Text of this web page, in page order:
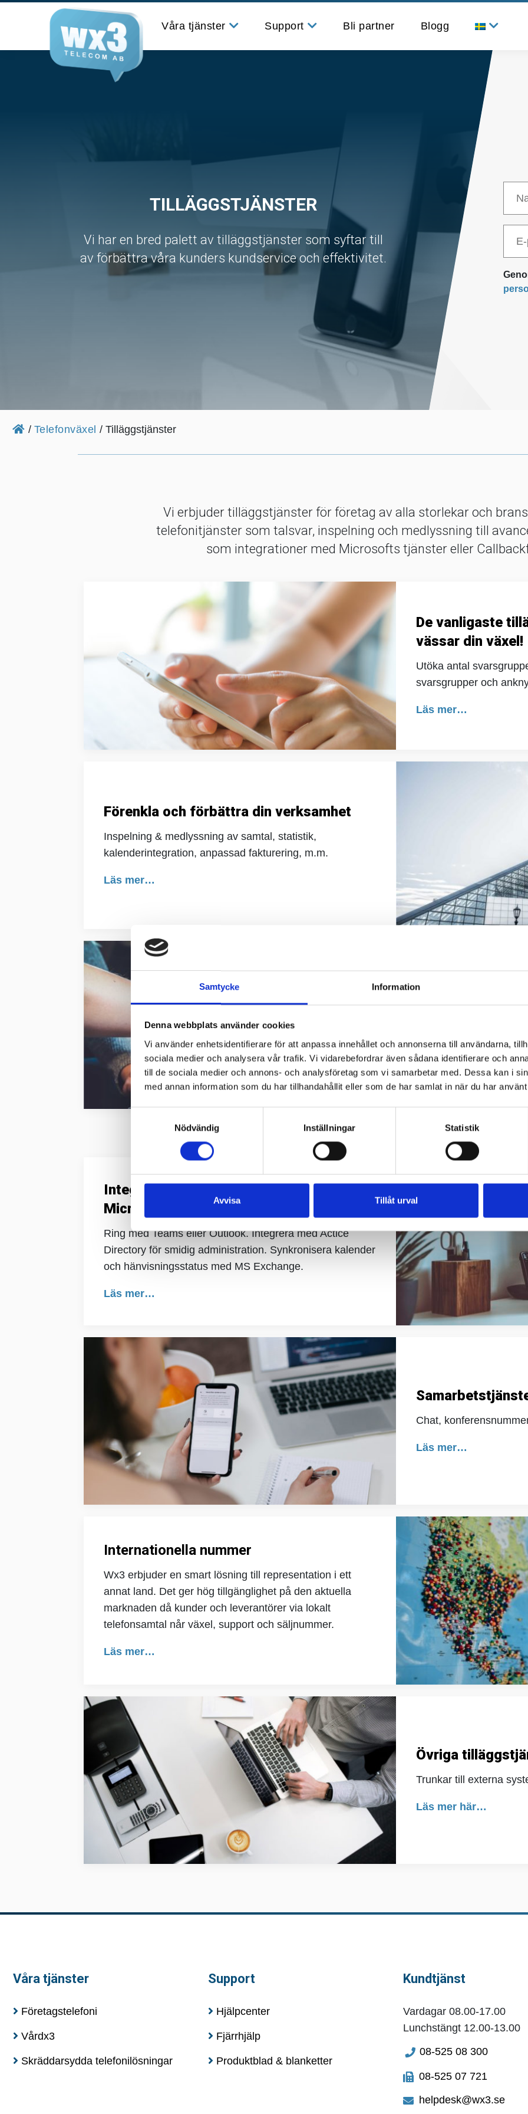
Samtycke Information
Denna webbplats använder cookies
Vi använder enhetsidentifierare för att anpassa innehållet och annonserna till användarna,
sociala medier och analysera vår trafik. Vi vidarebefordrar även sådana identifierare och
till de sociala medier och annons- och analysföretag som vi samarbetar med. Dessa kan i
med annan information som du har tillhandahållit eller som de har samlat in när du har
Nödvändig
Inställningar Statistik
Avvisa Tillåt urval
Våra tjänster
telefonilösningar
Hotell & konferens
Support Bli partner Blogg
TILLÄGGSTJÄNSTER
Vi har en bred palett av tilläggstjänster som syftar till
av förbättra våra kunders kundservice och effektivitet.
/ Telefonväxel / Tilläggstjänster
Vi erbjuder tilläggstjänster för företag av alla storlekar och
telefonitjänster som talsvar, inspelning och medlyssning till
som integrationer med Microsofts tjänster eller
De vanligaste
vässar din växel!
Utöka antal
svarsgrupper och
Läs mer…
Förenkla och förbättra din verksamhet
Inspelning & medlyssning av samtal, statistik,
kalenderintegration, anpassad fakturering, m.m.
Läs mer…
Öka
dina kunder
Teleassistans, Missa
kön, Callback med
Läs mer…
Integrera din telefonilösning med
Microsofts tjänster.
Ring med Teams eller Outlook. Integrera med Actice
Directory för smidig administration. Synkronisera kalender
och hänvisningsstatus med MS Exchange.
Läs mer…
Chat,
Läs mer…
Internationella nummer
Wx3 erbjuder en smart lösning till representation i ett
annat land. Det ger hög tillgänglighet på den aktuella
marknaden då kunder och leverantörer via lokalt
telefonsamtal når växel, support och säljnummer.
Läs mer…
Övriga
Trunkar till externa
Läs mer här…
Våra tjänster
Företagstelefoni
Vårdx3
Skräddarsydda telefonilösningar
Support
Hjälpcenter
Fjärrhjälp
Produktblad & blanketter
Kundtjänst
Vardagar 08.00-17.00
Lunchstängt 12.00-13.00
08-525 08 300
08-525 07 721
helpdesk@wx3.se